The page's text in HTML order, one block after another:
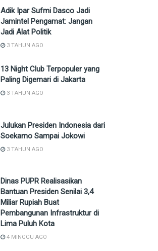
Adik Ipar Sufmi Dasco Jadi
Jamintel Pengamat: Jangan
Jadi Alat Politik
3 TAHUN AGO
13 Night Club Terpopuler yang
Paling Digemari di Jakarta
3 TAHUN AGO
Julukan Presiden Indonesia dari
Soekarno Sampai Jokowi
3 TAHUN AGO
Dinas PUPR Realisasikan
Bantuan Presiden Senilai 3,4
Miliar Rupiah Buat
Pembangunan Infrastruktur di
Lima Puluh Kota
4 MINGGU AGO